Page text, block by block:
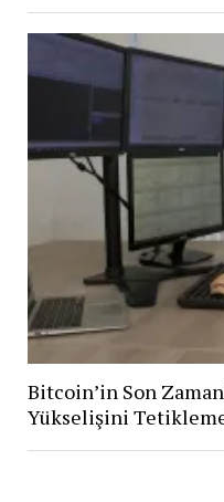
Bitcoin’in Son
Yükselişini